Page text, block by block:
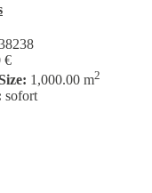
€
1,000.00 m2
sofort